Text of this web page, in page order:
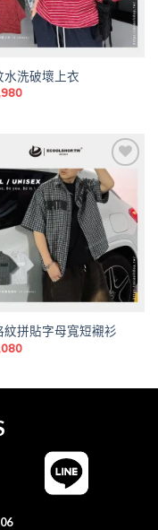
水洗破壞上衣
Add to
wishlist
紋拼貼字母寬短襯衫